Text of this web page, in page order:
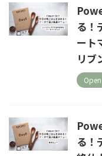
る！
ート
リブ
る！